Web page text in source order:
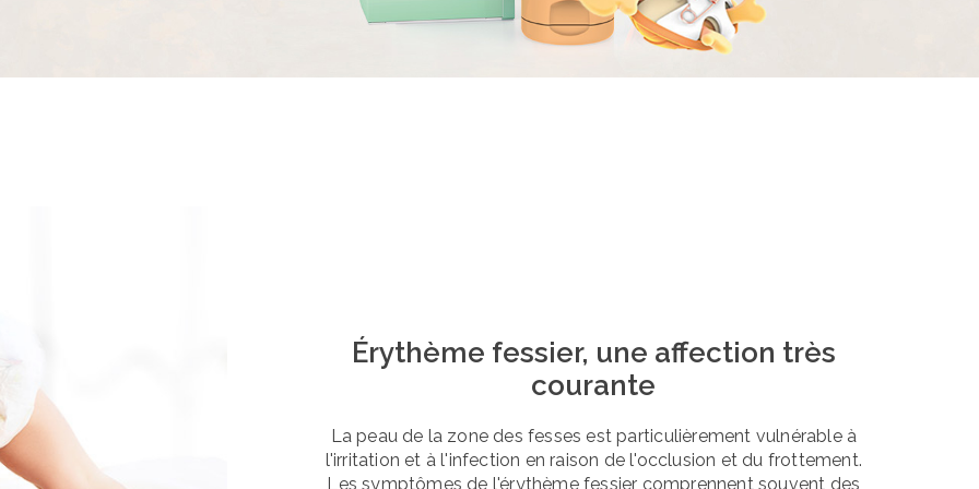
Érythème fessier, une affection très
courante
La peau de la zone des fesses est particulièrement vulnérable à
l'irritation et à l'infection en raison de l'occlusion et du frottement.
Les symptômes de l'érythème fessier comprennent souvent des